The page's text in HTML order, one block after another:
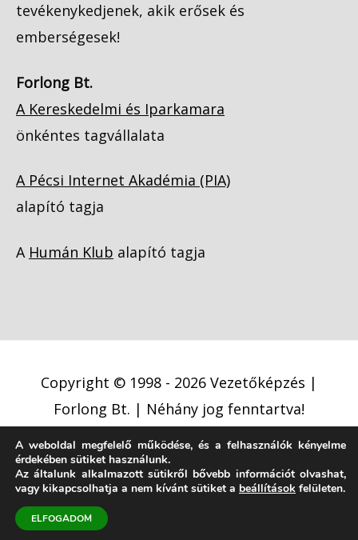
tevékenykedjenek, akik erősek és
emberségesek!
Forlong Bt.
A Kereskedelmi és Iparkamara
önkéntes tagvállalata
A Pécsi Internet Akadémia (PIA)
alapító tagja
A Humán Klub alapító tagja
Copyright © 1998 - 2026 Vezetőképzés |
Forlong Bt. | Néhány jog fenntartva!
Adatkezelési tájékoztató
Cookie (süti) szabályzat
Jogi nyilatkozat
A weboldal megfelelő működése, és a felhasználók kényelme
érdekében sütiket használunk.
Az általunk alkalmazott sütikről bővebb információt olvashat,
vagy kikapcsolhatja a nem kívánt sütiket a beállítások felületen.
ELFOGADOM